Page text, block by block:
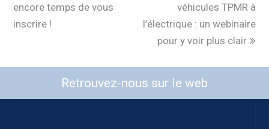
encore temps de vous
inscrire !
véhicules TPMR à
l’électrique : un webinaire
pour y voir plus clair
Retrouvez-nous sur le web